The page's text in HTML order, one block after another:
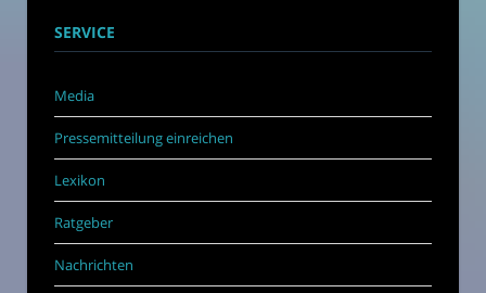
SERVICE
Media
Pressemitteilung einreichen
Lexikon
Ratgeber
Nachrichten